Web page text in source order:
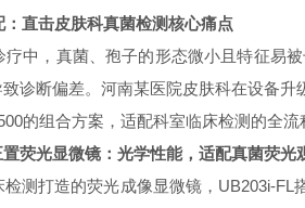
：直击皮肤科真菌检测核心痛点
疗中，真菌、孢子的形态微小且特征易
诊断偏差。河南某医院皮肤科在设备
的组合方案，适配科室临床检测的全流
荧光显微镜：光学性能，适配真菌荧光
检测打造的荧光成像显微镜，UB203i-